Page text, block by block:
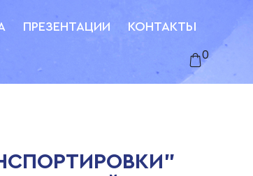
ПРЕЗЕНТАЦИИ
КОНТАКТЫ
0